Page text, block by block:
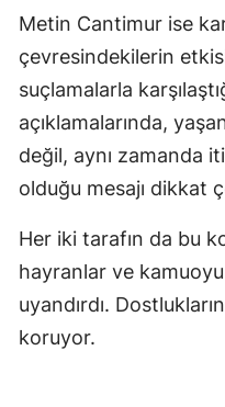
Metin Cantimur ise
çevresindekilerin etkisi
suçlamalarla
açıklamalarında,
değil, aynı zamanda
olduğu mesajı dikkat
Her iki tarafın da bu
hayranlar ve
uyandırdı.
koruyor.